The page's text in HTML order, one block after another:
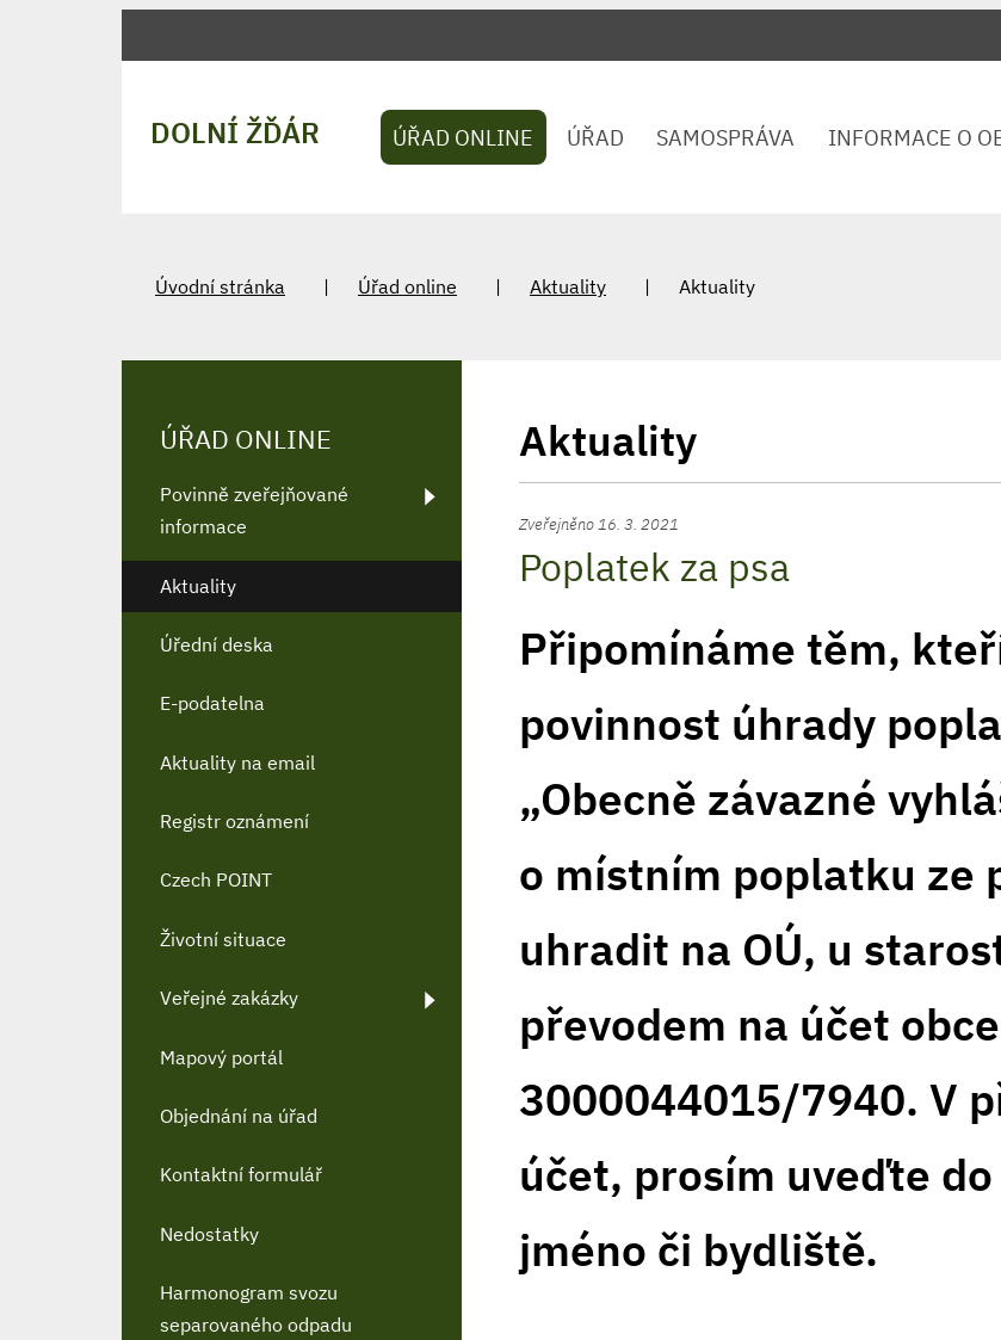
DOLNÍ ŽĎÁR ÚŘAD ONLINE ÚŘAD SAMOSPRÁVA INFORMACE O
Úvodní stránka Úřad online Aktuality Aktuality
Aktuality
Zveřejněno 16. 3. 2021
Poplatek za psa
Připomínáme těm,
povinnost úhrady
„Obecně závazné
o místním poplatku ze
uhradit na OÚ, u
převodem na účet
3000044015/7940. V
účet, prosím uveďte
jméno či bydliště.
ÚŘAD ONLINE
Povinně zveřejňované
informace
Aktuality
Úřední deska
E-podatelna
Aktuality na email
Registr oznámení
Czech POINT
Životní situace
Veřejné zakázky
Mapový portál
Objednání na úřad
Kontaktní formulář
Nedostatky
Harmonogram svozu
separovaného odpadu